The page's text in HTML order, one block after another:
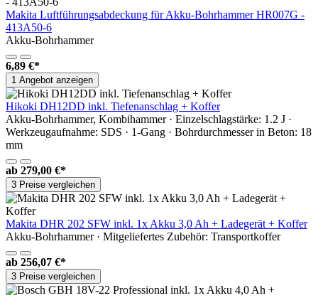
Makita Luftführungsabdeckung für Akku-Bohrhammer HR007G -
413A50-6
Akku-Bohrhammer
6,89 €*
1 Angebot anzeigen
Hikoki DH12DD inkl. Tiefenanschlag + Koffer
Akku-Bohrhammer, Kombihammer · Einzelschlagstärke: 1.2 J ·
Werkzeugaufnahme: SDS · 1-Gang · Bohrdurchmesser in Beton: 18
mm
ab 279,00 €*
3 Preise vergleichen
Makita DHR 202 SFW inkl. 1x Akku 3,0 Ah + Ladegerät + Koffer
Akku-Bohrhammer · Mitgeliefertes Zubehör: Transportkoffer
ab 256,07 €*
3 Preise vergleichen